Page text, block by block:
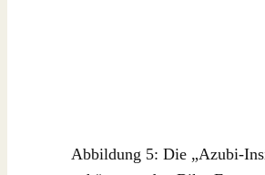
Abbildung 5: Die „Azubi-